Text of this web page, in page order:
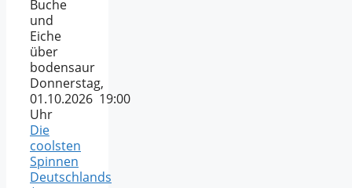
Buche
und
Eiche
über
bodensaur
Donnerstag,
01.10.2026 19:00
Uhr
Die
coolsten
Spinnen
Deutschlands